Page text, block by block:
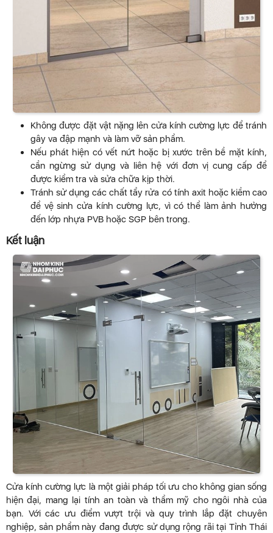
Không được đặt vật nặng lên cửa kính cường lực để tránh
gây va đập mạnh và làm vỡ sản phẩm.
Nếu phát hiện có vết nứt hoặc bị xước trên bề mặt kính,
cần ngừng sử dụng và liên hệ với đơn vị cung cấp để
được kiểm tra và sửa chữa kịp thời.
Tránh sử dụng các chất tẩy rửa có tính axit hoặc kiềm cao
để vệ sinh cửa kính cường lực, vì có thể làm ảnh hưởng
đến lớp nhựa PVB hoặc SGP bên trong.
Kết luận
Cửa kính cường lực là một giải pháp tối ưu cho không gian sống
hiện đại, mang lại tính an toàn và thẩm mỹ cho ngôi nhà của
bạn. Với các ưu điểm vượt trội và quy trình lắp đặt chuyên
nghiệp, sản phẩm này đang được sử dụng rộng rãi tại Tỉnh Thái